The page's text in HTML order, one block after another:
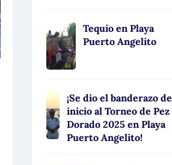
Tequio en Playa
Puerto Angelito
¡Se dio el banderazo de
inicio al Torneo de Pez
Dorado 2025 en Playa
Puerto Angelito!